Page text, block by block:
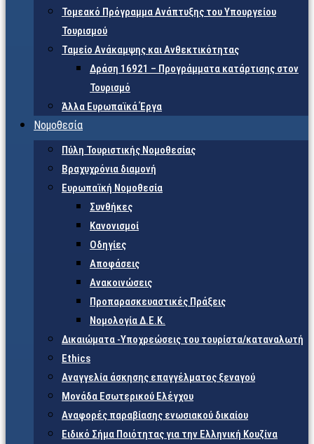
Τομεακό Πρόγραμμα Ανάπτυξης του Υπουργείου
Τουρισμού
Ταμείο Ανάκαμψης και Ανθεκτικότητας
Δράση 16921 – Προγράμματα κατάρτισης στον
Τουρισμό
Άλλα Ευρωπαϊκά Έργα
Νομοθεσία
Πύλη Τουριστικής Νομοθεσίας
Βραχυχρόνια διαμονή
Ευρωπαϊκή Νομοθεσία
Συνθήκες
Κανονισμοί
Οδηγίες
Αποφάσεις
Ανακοινώσεις
Προπαρασκευαστικές Πράξεις
Νομολογία Δ.Ε.Κ.
Δικαιώματα -Υποχρεώσεις του τουρίστα/καταναλωτή
Ethics
Αναγγελία άσκησης επαγγέλματος ξεναγού
Μονάδα Εσωτερικού Ελέγχου
Αναφορές παραβίασης ενωσιακού δικαίου
Ειδικό Σήμα Ποιότητας για την Ελληνική Κουζίνα